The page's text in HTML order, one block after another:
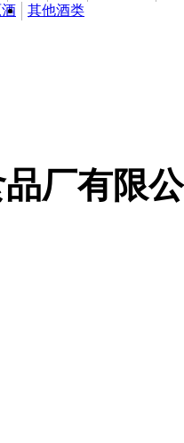
厂有限
其他酒类